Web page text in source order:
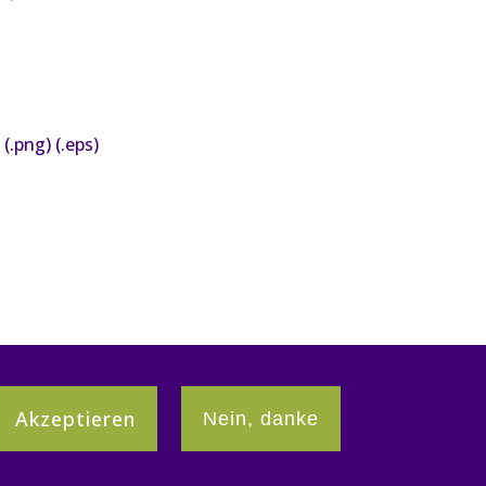
(.png) (.eps)
Partner:innen
Akzeptieren Nein, danke